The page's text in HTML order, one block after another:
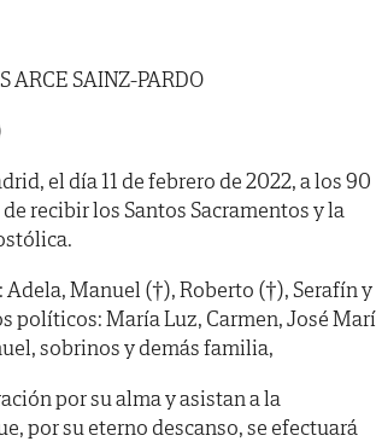
ARCE SAINZ-PARDO
el día 11 de febrero de 2022, a los 90
recibir los Santos Sacramentos y la
Adela, Manuel (†), Roberto (†), Serafín y
políticos: María Luz, Carmen, José
sobrinos y demás familia,
por su alma y asistan a la
por su eterno descanso, se efectuará